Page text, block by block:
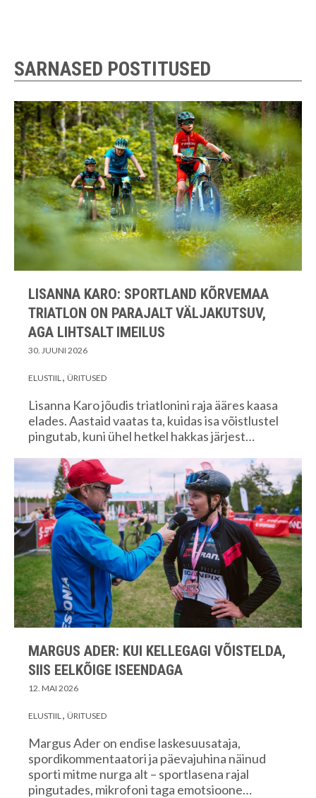
SARNASED POSTITUSED
LISANNA KARO: SPORTLAND KÕRVEMAA
TRIATLON ON PARAJALT VÄLJAKUTSUV,
AGA LIHTSALT IMEILUS
30. JUUNI 2026
ELUSTIIL ÜRITUSED
Lisanna Karo jõudis triatlonini raja ääres kaasa
elades. Aastaid vaatas ta, kuidas isa võistlustel
pingutab, kuni ühel hetkel hakkas järjest…
MARGUS ADER: KUI KELLEGAGI VÕISTELDA,
SIIS EELKÕIGE ISEENDAGA
12. MAI 2026
ELUSTIIL ÜRITUSED
Margus Ader on endise laskesuusataja,
spordikommentaatori ja päevajuhina näinud
sporti mitme nurga alt – sportlasena rajal
pingutades, mikrofoni taga emotsioone…